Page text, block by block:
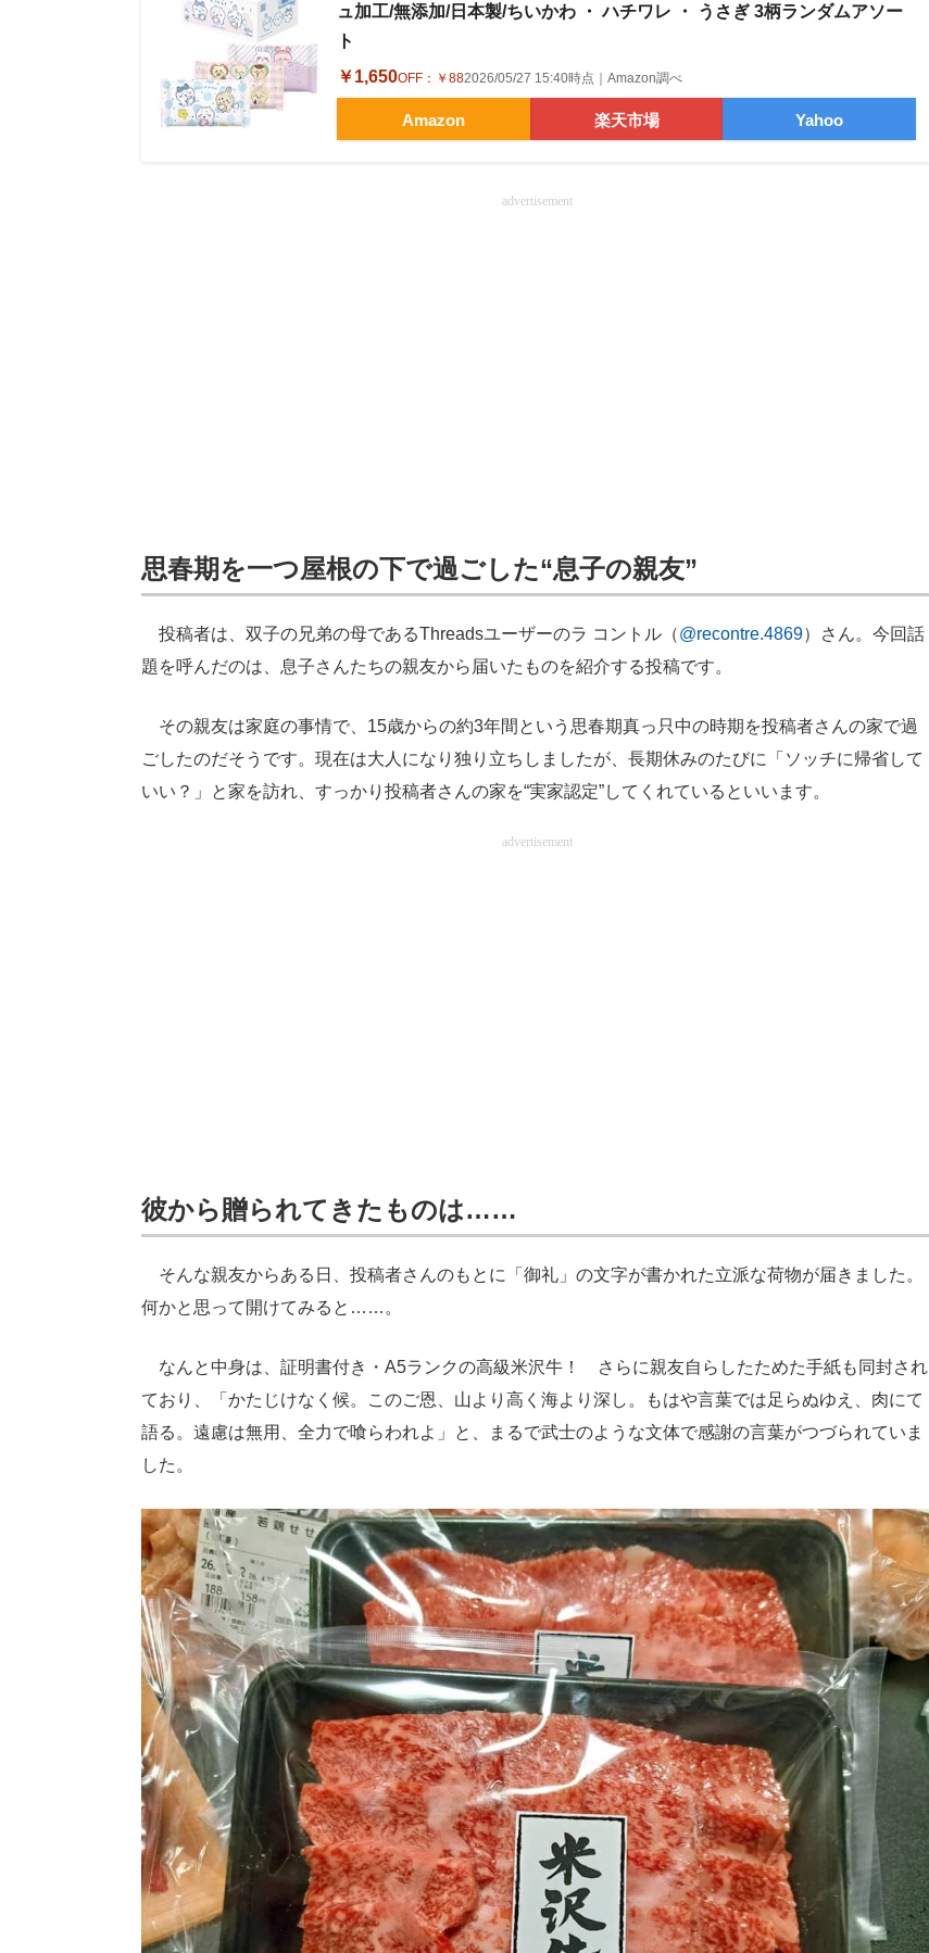
ュ加工/無添加/日本製/ちいかわ ・ ハチワレ ・ うさぎ 3柄ランダムアソー
ト
￥1,650OFF： ￥882026/05/27 15:40時点｜Amazon調べ
Amazon 楽天市場 Yahoo
advertisement
思春期を一つ屋根の下で過ごした“息子の親友”
投稿者は、双子の兄弟の母であるThreadsユーザーのラ コントル（@recontre.4869）さん。今回話
題を呼んだのは、息子さんたちの親友から届いたものを紹介する投稿です。
その親友は家庭の事情で、15歳からの約3年間という思春期真っ只中の時期を投稿者さんの家で過
ごしたのだそうです。現在は大人になり独り立ちしましたが、長期休みのたびに「ソッチに帰省して
いい？」と家を訪れ、すっかり投稿者さんの家を“実家認定”してくれているといいます。
advertisement
彼から贈られてきたものは……
そんな親友からある日、投稿者さんのもとに「御礼」の文字が書かれた立派な荷物が届きました。
何かと思って開けてみると……。
なんと中身は、証明書付き・A5ランクの高級米沢牛！ さらに親友自らしたためた手紙も同封され
ており、「かたじけなく候。このご恩、山より高く海より深し。もはや言葉では足らぬゆえ、肉にて
語る。遠慮は無用、全力で喰らわれよ」と、まるで武士のような文体で感謝の言葉がつづられていま
した。